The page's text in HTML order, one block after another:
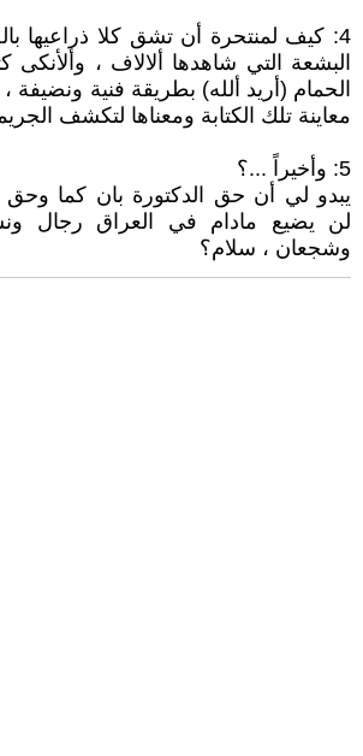
4: كيف لمنتحرة أن تشق كلا ذراعيها
البشعة التي شاهدها ألالاف ، وألأنكى
الحمام (أريد ألله) بطريقة فنية
معاينة تلك الكتابة ومعناها لتكشف
5: وأخيراً ...؟
يبدو لي أن حق الدكتورة بان كما وحق
لن يضيع مادام في العراق رجال
وشجعان ، سلام؟